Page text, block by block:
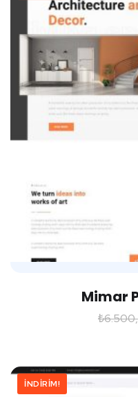
Mimar
₺
İNDIRIM!